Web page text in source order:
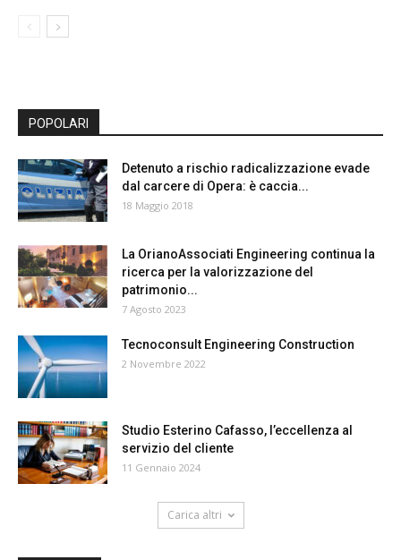
POPOLARI
Detenuto a rischio radicalizzazione evade
dal carcere di Opera: è caccia...
18 Maggio 2018
La OrianoAssociati Engineering continua la
ricerca per la valorizzazione del
patrimonio...
7 Agosto 2023
Tecnoconsult Engineering Construction
2 Novembre 2022
Studio Esterino Cafasso, l’eccellenza al
servizio del cliente
11 Gennaio 2024
Carica altri